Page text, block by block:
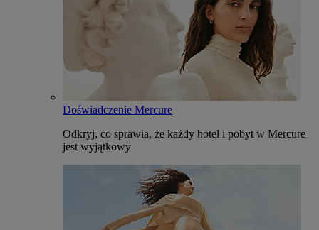
Doświadczenie Mercure
Odkryj, co sprawia, że każdy hotel i pobyt w Mercure
jest wyjątkowy